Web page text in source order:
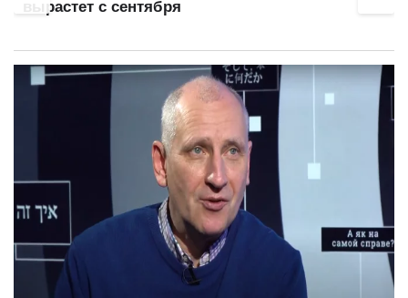
вырастет с сентября